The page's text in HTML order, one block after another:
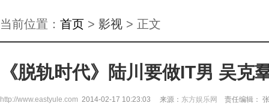
当前位置： 首页 > 影视 > 正文
《脱轨时代》陆川要做IT男 吴克
http://www.eastyule.com 2014-02-17 10:23:03 来源： 东方娱乐网 责任编辑：